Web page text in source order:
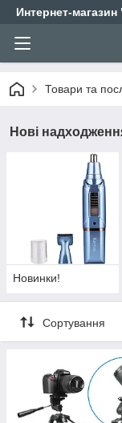
Интернет-
Товари та
Нові
Новинки!
Сортування